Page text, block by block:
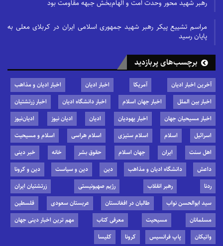
رهبر شهید محور وحدت امت و الهام‌بخش جبهه مقاومت بود
مراسم تشییع پیکر رهبر شهید جمهوری اسلامی ایران در کربلای معلی به
پایان رسید
برچسب‌های پربازدید
آخرین اخبار ادیان آمریکا اخبار ادیان
اخبار ادیان و مذاهب
اخبار بین الملل
اخبار جهان اسلام اخبار دانشگاه ادیان
اخبار زرتشتیان
اخبار مسیحیان جهان
اخبار یهودیان ادیان ادیان نیوز
ادیان‌نیوز
اسرائیل
اسلام اسلام ستیزی اسلام هراسی
اسلام و مسیحیت
اهل سنت
ایران جهان اسلام حقوق بشر خانه
خبر دینی
داعش
دانشگاه ادیان و مذاهب دین دین و سیاست
دین و کرونا
ردنا
رهبر انقلاب رژیم صهیونیستی
زرتشتیان ایران
سید ابوالحسن نواب
طالبان در افغانستان عربستان سعودی
فلسطین
مسلمانان
مسیحیت معرفی کتاب
مهم ترین اخبار دینی جهان
واتیکان
پاپ فرانسیس کرونا کلیسا